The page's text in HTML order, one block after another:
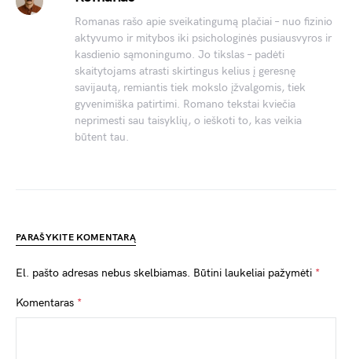
Romanas rašo apie sveikatingumą plačiai – nuo fizinio
aktyvumo ir mitybos iki psichologinės pusiausvyros ir
kasdienio sąmoningumo. Jo tikslas – padėti
skaitytojams atrasti skirtingus kelius į geresnę
savijautą, remiantis tiek mokslo įžvalgomis, tiek
gyvenimiška patirtimi. Romano tekstai kviečia
neprimesti sau taisyklių, o ieškoti to, kas veikia
būtent tau.
PARAŠYKITE KOMENTARĄ
El. pašto adresas nebus skelbiamas. Būtini laukeliai pažymėti *
Komentaras *